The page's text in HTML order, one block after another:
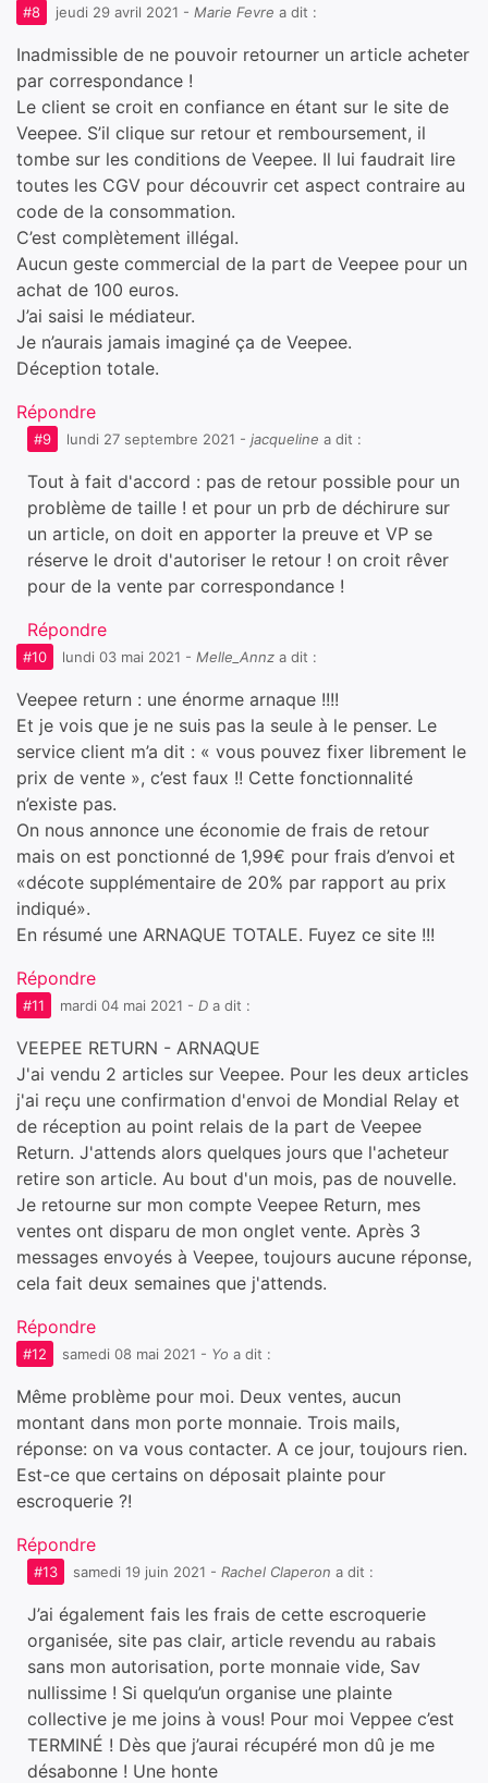
#8 jeudi 29 avril 2021 - Marie Fevre a dit :
Inadmissible de ne pouvoir retourner un article acheter
par correspondance !
Le client se croit en confiance en étant sur le site de
Veepee. S’il clique sur retour et remboursement, il
tombe sur les conditions de Veepee. Il lui faudrait lire
toutes les CGV pour découvrir cet aspect contraire au
code de la consommation.
C’est complètement illégal.
Aucun geste commercial de la part de Veepee pour un
achat de 100 euros.
J’ai saisi le médiateur.
Je n’aurais jamais imaginé ça de Veepee.
Déception totale.
Répondre
#9 lundi 27 septembre 2021 - jacqueline a dit :
Tout à fait d'accord : pas de retour possible pour un
problème de taille ! et pour un prb de déchirure sur
un article, on doit en apporter la preuve et VP se
réserve le droit d'autoriser le retour ! on croit rêver
pour de la vente par correspondance !
Répondre
#10 lundi 03 mai 2021 - Melle_Annz a dit :
Veepee return : une énorme arnaque !!!!
Et je vois que je ne suis pas la seule à le penser. Le
service client m’a dit : « vous pouvez fixer librement le
prix de vente », c’est faux !! Cette fonctionnalité
n’existe pas.
On nous annonce une économie de frais de retour
mais on est ponctionné de 1,99€ pour frais d’envoi et
«décote supplémentaire de 20% par rapport au prix
indiqué».
En résumé une ARNAQUE TOTALE. Fuyez ce site !!!
Répondre
#11 mardi 04 mai 2021 - D a dit :
VEEPEE RETURN - ARNAQUE
J'ai vendu 2 articles sur Veepee. Pour les deux articles
j'ai reçu une confirmation d'envoi de Mondial Relay et
de réception au point relais de la part de Veepee
Return. J'attends alors quelques jours que l'acheteur
retire son article. Au bout d'un mois, pas de nouvelle.
Je retourne sur mon compte Veepee Return, mes
ventes ont disparu de mon onglet vente. Après 3
messages envoyés à Veepee, toujours aucune réponse,
cela fait deux semaines que j'attends.
Répondre
#12 samedi 08 mai 2021 - Yo a dit :
Même problème pour moi. Deux ventes, aucun
montant dans mon porte monnaie. Trois mails,
réponse: on va vous contacter. A ce jour, toujours rien.
Est-ce que certains on déposait plainte pour
escroquerie ?!
Répondre
#13 samedi 19 juin 2021 - Rachel Claperon a dit :
J’ai également fais les frais de cette escroquerie
organisée, site pas clair, article revendu au rabais
sans mon autorisation, porte monnaie vide, Sav
nullissime ! Si quelqu’un organise une plainte
collective je me joins à vous! Pour moi Veppee c’est
TERMINÉ ! Dès que j’aurai récupéré mon dû je me
désabonne ! Une honte